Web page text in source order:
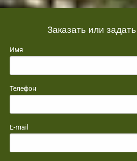
Заказать или
Имя
Телефон
E-mail